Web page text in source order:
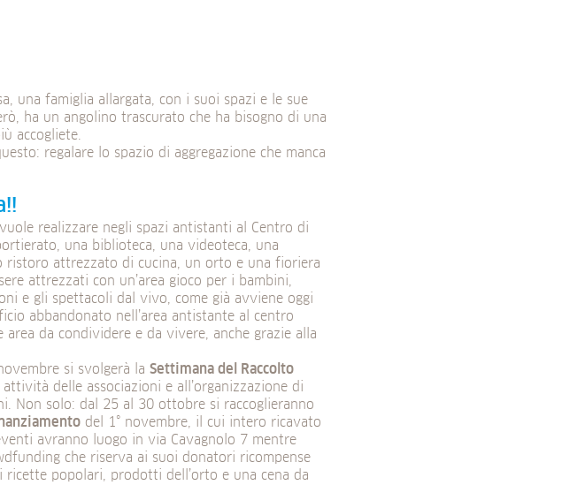
una famiglia allargata, con i suoi spazi e le sue
ha un angolino trascurato che ha bisogno di una
accogliete.
regalare lo spazio di aggregazione che manca
vuole realizzare negli spazi antistanti al Centro di
una biblioteca, una videoteca, una
ristoro attrezzato di cucina, un orto e una fioriera
attrezzati con un’area gioco per i bambini,
e gli spettacoli dal vivo, come già avviene oggi
abbandonato nell’area antistante al centro
da condividere e da vivere, anche grazie alla
si svolgerà la Settimana del Raccolto
delle associazioni e all’organizzazione di
Non solo: dal 25 al 30 ottobre si raccoglieranno
del 1° novembre, il cui intero ricavato
avranno luogo in via Cavagnolo 7 mentre
che riserva ai suoi donatori ricompense
popolari, prodotti dell’orto e una cena da